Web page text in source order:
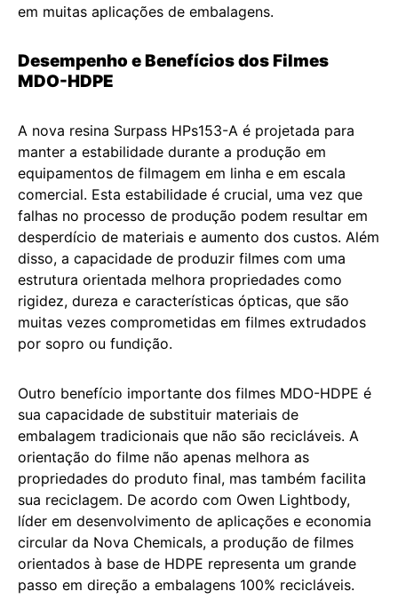
em muitas aplicações de embalagens.
Desempenho e Benefícios dos Filmes
MDO-HDPE
A nova resina Surpass HPs153-A é projetada para
manter a estabilidade durante a produção em
equipamentos de filmagem em linha e em escala
comercial. Esta estabilidade é crucial, uma vez que
falhas no processo de produção podem resultar em
desperdício de materiais e aumento dos custos. Além
disso, a capacidade de produzir filmes com uma
estrutura orientada melhora propriedades como
rigidez, dureza e características ópticas, que são
muitas vezes comprometidas em filmes extrudados
por sopro ou fundição.
Outro benefício importante dos filmes MDO-HDPE é
sua capacidade de substituir materiais de
embalagem tradicionais que não são recicláveis. A
orientação do filme não apenas melhora as
propriedades do produto final, mas também facilita
sua reciclagem. De acordo com Owen Lightbody,
líder em desenvolvimento de aplicações e economia
circular da Nova Chemicals, a produção de filmes
orientados à base de HDPE representa um grande
passo em direção a embalagens 100% recicláveis.